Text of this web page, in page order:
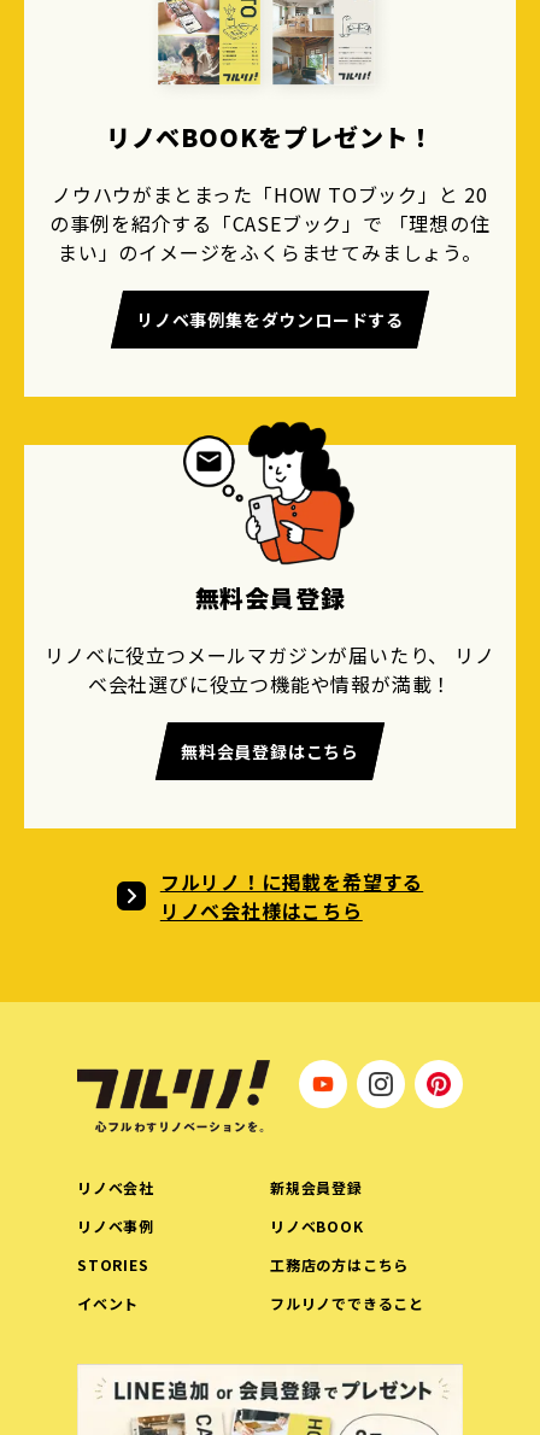
リノベBOOKをプレゼント！
ノウハウがまとまった「HOW TOブック」と 20
の事例を紹介する「CASEブック」で 「理想の住
まい」のイメージをふくらませてみましょう。
リノベ事例集をダウンロードする
無料会員登録
リノベに役立つメールマガジンが届いたり、 リノ
ベ会社選びに役立つ機能や情報が満載！
無料会員登録はこちら
フルリノ！に掲載を希望する
リノベ会社様はこちら
リノベ会社
新規会員登録
リノベ事例
リノベBOOK
STORIES
工務店の方はこちら
イベント
フルリノでできること